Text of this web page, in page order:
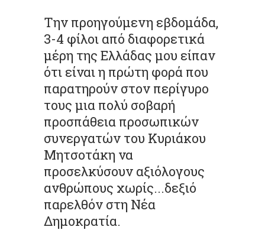
Την προηγούμενη εβδομάδα,
3-4 φίλοι από διαφορετικά
μέρη της Ελλάδας μου είπαν
ότι είναι η πρώτη φορά που
παρατηρούν στον περίγυρο
τους μια πολύ σοβαρή
προσπάθεια προσωπικών
συνεργατών του Κυριάκου
Μητσοτάκη να
προσελκύσουν αξιόλογους
ανθρώπους χωρίς...δεξιό
παρελθόν στη Νέα
Δημοκρατία.